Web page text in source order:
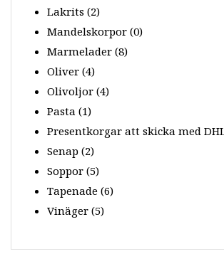
Lakrits (2)
Mandelskorpor (0)
Marmelader (8)
Oliver (4)
Olivoljor (4)
Pasta (1)
Presentkorgar att skicka med
Senap (2)
Soppor (5)
Tapenade (6)
Vinäger (5)